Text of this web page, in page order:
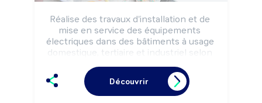
Réalise des travaux d'installation et de
mise en service des équipements
électriques dans des bâtiments à usage
domestique, tertiaire et industriel selon
Peut câbler et raccorder des
installations très basse tension
(téléphonie, informatique, alarmes, ...).
Découvrir